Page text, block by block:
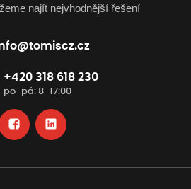
najít nejvhodnější řešení
+420 318 618 230
po-pá: 8-17:00